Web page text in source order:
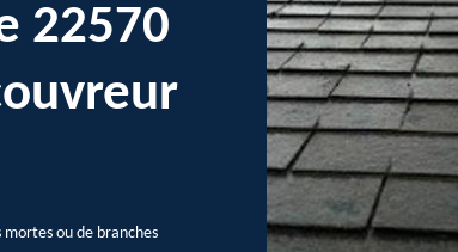
22570
ou de branches